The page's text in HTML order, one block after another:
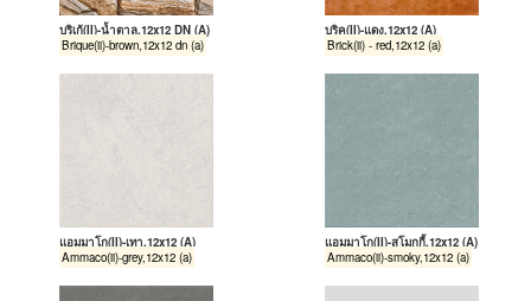
บริเก้(II)-น้ำตาล,12x12 DN (A)
Brique(ii)-brown,12x12 dn (a)
บริค(II)-แดง,12x12 (A)
Brick(ii) - red,12x12 (a)
แอมมาโก(II)-เทา,12x12 (A)
Ammaco(ii)-grey,12x12 (a)
แอมมาโก(II)-สโมกกี้,12x12 (A)
Ammaco(ii)-smoky,12x12 (a)